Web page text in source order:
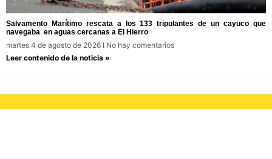
Salvamento Marítimo rescata a los 133 tripulantes de un cayuco que
navegaba en aguas cercanas a El Hierro
martes 4 de agosto de 2026
No hay comentarios
Leer contenido de la noticia »